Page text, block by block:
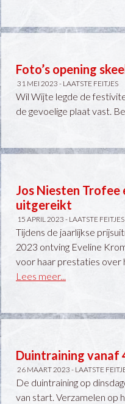
Foto’s opening
31 MEI 2023 - LAATSTE FEITJES
Wil Wijte legde de
de gevoelige plaat vast.
Jos Niesten
uitgereikt
15 APRIL 2023 - LAATSTE FEITJES
Tijdens de jaarlijkse
2023 ontving Eveline
voor haar prestaties over
Lees meer...
Duintraining vanaf
26 MAART 2023 - LAATSTE
De duintraining op
van start. Verzamelen op